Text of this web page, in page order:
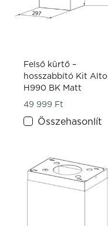
Felső kürtő –
hosszabbító Kit Alto
H990 BK Matt
49 999 Ft
Összehasonlít